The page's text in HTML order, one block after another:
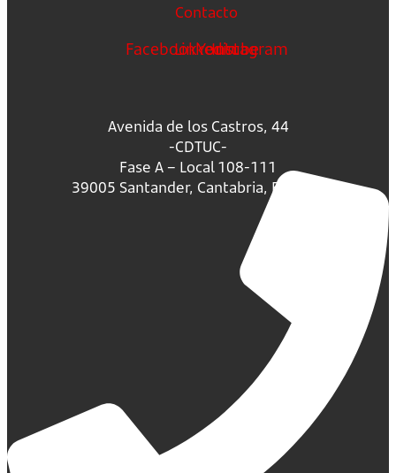
Contacto
FacebookLinkedin
Youtube
Instagram
Avenida de los Castros, 44
-CDTUC-
Fase A – Local 108-111
39005 Santander, Cantabria, España.